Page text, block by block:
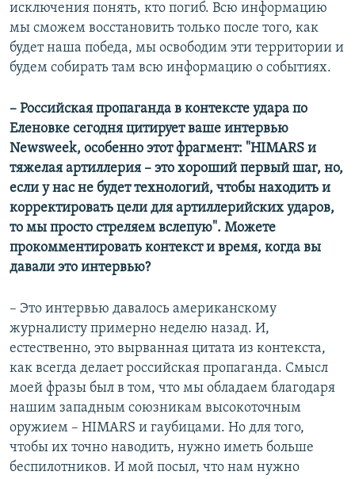
исключения понять, кто погиб. Всю информацию
мы сможем восстановить только после того, как
будет наша победа, мы освободим эти территории и
будем собирать там всю информацию о событиях.
– Российская пропаганда в контексте удара по
Еленовке сегодня цитирует ваше интервью
Newsweek, особенно этот фрагмент: "HIMARS и
тяжелая артиллерия – это хороший первый шаг, но,
если у нас не будет технологий, чтобы находить и
корректировать цели для артиллерийских ударов,
то мы просто стреляем вслепую". Можете
прокомментировать контекст и время, когда вы
давали это интервью?
– Это интервью давалось американскому
журналисту примерно неделю назад. И,
естественно, это вырванная цитата из контекста,
как всегда делает российская пропаганда. Смысл
моей фразы был в том, что мы обладаем благодаря
нашим западным союзникам высокоточным
оружием – HIMARS и гаубицами. Но для того,
чтобы их точно наводить, нужно иметь больше
беспилотников. И мой посыл, что нам нужно